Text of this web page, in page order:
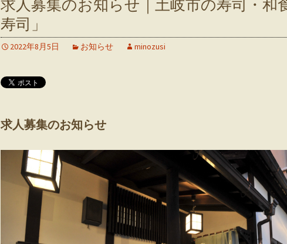
求人募集のお知らせ｜土岐市の寿司・和
寿司」
2022年8月5日 お知らせ minozusi
求人募集のお知らせ